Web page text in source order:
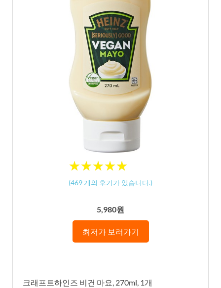
★★★★★
★★★★★
(469 개의 후기가 있습니다.)
5,980원
최저가 보러가기
크래프트하인즈 비건 마요, 270ml, 1개